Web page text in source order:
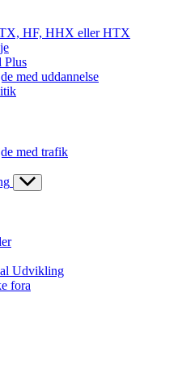
HF, HHX eller HTX
Plus
med uddannelse
med trafik
Udvikling
fora